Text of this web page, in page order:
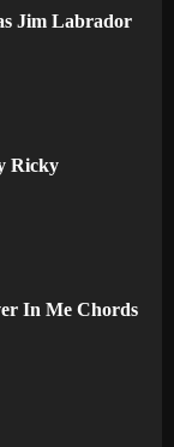
Jim Labrador
Ricky
In Me Chords